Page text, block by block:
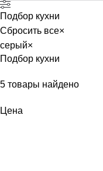
Подбор кухни
Сбросить все×
серый×
Подбор кухни
5 товары найдено
Цена